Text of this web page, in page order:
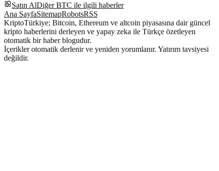
Satın AlDiğerBTC ile ilgili haberler
Ana SayfaSitemapRobotsRSS
KriptoTürkiye; Bitcoin, Ethereum ve altcoin piyasasına dair güncel
kripto haberlerini derleyen ve yapay zeka ile Türkçe özetleyen
otomatik bir haber blogudur.
İçerikler otomatik derlenir ve yeniden yorumlanır. Yatırım tavsiyesi
değildir.